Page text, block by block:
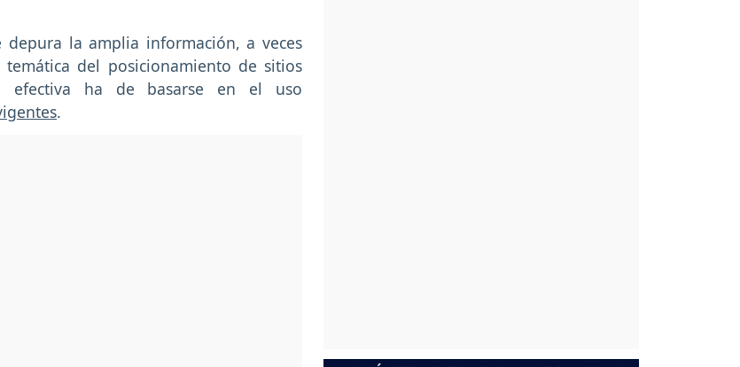
la amplia información, a veces
del posicionamiento de sitios
efectiva ha de basarse en el uso
.